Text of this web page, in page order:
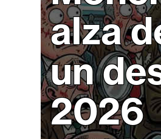
d
o
s
B
i
t
c
alza
un
2026